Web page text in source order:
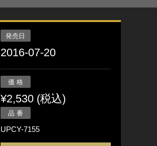
発売日
2016-07-20
価 格
¥2,530 (税込)
品 番
UPCY-7155